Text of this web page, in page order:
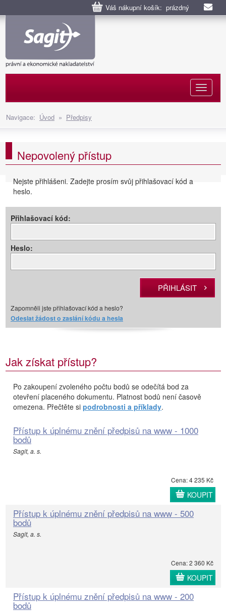
Váš nákupní košík: prázdný
Navigace: Úvod » Předpisy
Nepovolený přístup
Nejste přihlášeni. Zadejte prosím svůj přihlašovací kód a
heslo.
Přihlašovací kód:
Heslo:
Zapomněli jste přihlašovací kód a heslo?
Odeslat žádost o zaslání kódu a hesla
Jak získat přístup?
Po zakoupení zvoleného počtu bodů se odečítá bod za
otevření placeného dokumentu. Platnost bodů není časově
omezena. Přečtěte si podrobnosti a příklady.
Přístup k úplnému znění předpisů na www - 1000
bodů
Sagit, a. s.
Cena: 4 235 Kč
KOUPIT
Přístup k úplnému znění předpisů na www - 500
bodů
Sagit, a. s.
Cena: 2 360 Kč
KOUPIT
Přístup k úplnému znění předpisů na www - 200
bodů